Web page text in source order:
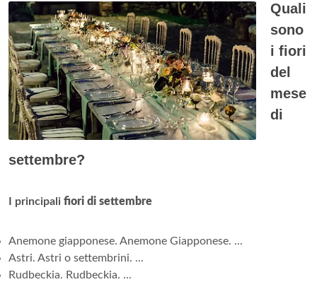
Quali
sono
i fiori
del
mese
di
settembre?
I principali fiori di settembre
Anemone giapponese. Anemone Giapponese. ...
Astri. Astri o settembrini. ...
Rudbeckia. Rudbeckia. ...